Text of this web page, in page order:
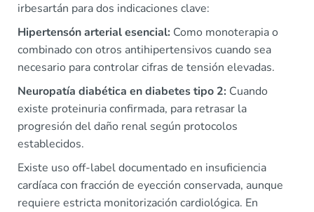
irbesartán para dos indicaciones clave:
Hipertensón arterial esencial: Como monoterapia o
combinado con otros antihipertensivos cuando sea
necesario para controlar cifras de tensión elevadas.
Neuropatía diabética en diabetes tipo 2: Cuando
existe proteinuria confirmada, para retrasar la
progresión del daño renal según protocolos
establecidos.
Existe uso off-label documentado en insuficiencia
cardíaca con fracción de eyección conservada, aunque
requiere estricta monitorización cardiológica. En